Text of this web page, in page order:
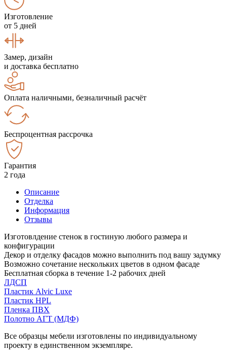
Изготовление
от 5 дней
Замер, дизайн
и доставка бесплатно
Оплата наличными, безналичный расчёт
Беспроцентная рассрочка
Гарантия
2 года
Описание
Отделка
Информация
Отзывы
Изготовлдение стенок в гостиную любого размера и
конфигурации
Декор и отделку фасадов можно выполнить под вашу задумку
Возможно сочетание нескольких цветов в одном фасаде
Бесплатная сборка в течение 1-2 рабочих дней
ЛДСП
Пластик Alvic Luxe
Пластик HPL
Пленка ПВХ
Полотно АГТ (МДФ)
Все образцы мебели изготовлены по индивидуальному
проекту в единственном экземпляре.